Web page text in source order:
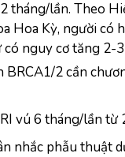
tháng/lần. Theo
Hoa Kỳ, người có
có nguy cơ tăng 2-
BRCA1/2 cần
vú 6 tháng/lần từ
nhắc phẫu thuật